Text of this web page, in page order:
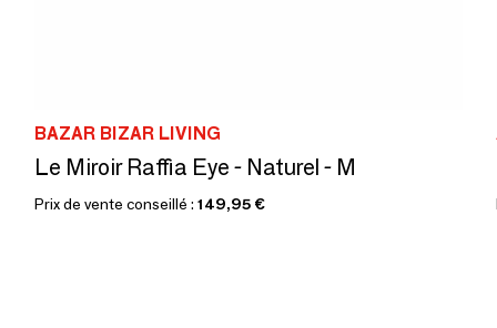
BAZAR BIZAR LIVING
Le Miroir Raffia Eye - Naturel - M
Prix de vente conseillé : 149,95 €